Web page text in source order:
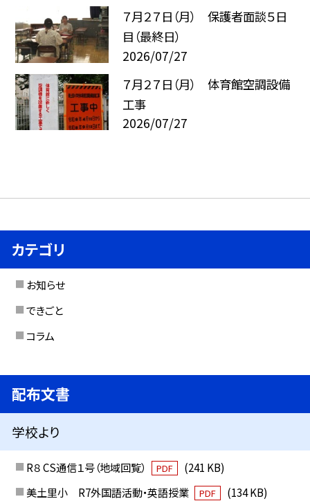
７月２７日（月） 保護者面談５日
目（最終日）
2026/07/27
７月２７日（月） 体育館空調設備
工事
2026/07/27
カテゴリ
お知らせ
できごと
コラム
配布文書
学校より
R８ CS通信１号（地域回覧） PDF
(241 KB)
美土里小 R7外国語活動・英語授業
PDF
(134 KB)